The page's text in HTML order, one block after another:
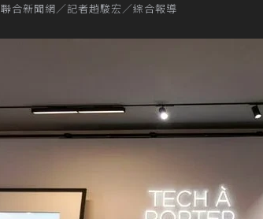
聯合新聞網／記者趙駿宏／綜合報導